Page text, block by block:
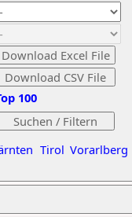
Tirol Vorarlberg
100